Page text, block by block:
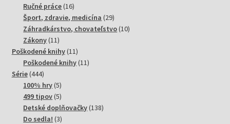
produktov
Ručné práce 1616
produktov
Šport, zdravie, medicína 2929
produktov
Záhradkárstvo, chovateľstvo 1010
Zákony 1111
produktov
Poškodené knihy 1111
produktov
Poškodené knihy 1111
Série 444444
produktov
100% hry 55
produktov
499 tipov 55
produktov
Detské doplňovačky 138138
Do sedla! 33